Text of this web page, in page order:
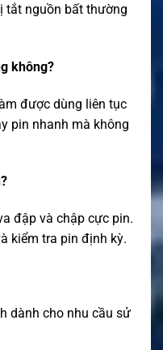
tắt nguồn bất thường
không?
được dùng liên tục
pin nhanh mà không
đập và chập cực pin.
kiểm tra pin định kỳ.
dành cho nhu cầu sử